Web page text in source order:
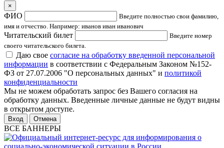
×
ФИО
Введите полностью свои фамилию,
имя и отчество. Например: иванов иван иванович
Читательский билет
Введите номер
своего читательского билета.
Даю свое согласие на обработку введенной персональной
информации в соответствии с Федеральным Законом №152-
ФЗ от 27.07.2006 "О персональных данных" и политикой
конфиденциальности
Мы не можем обработать запрос без Вашего согласия на
обработку данных. Введенные личные данные не будут видны
в открытом доступе.
Отмена
ВСЕ БАННЕРЫ